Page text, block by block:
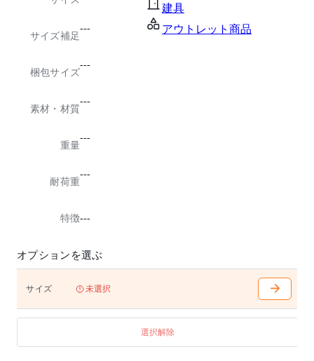
建具
アウトレット商品
サイズ補足
---
梱包サイズ
---
素材・材質
---
重量
---
耐荷重
---
特徴---
オプションを選ぶ
サイズ 未選択
選択解除